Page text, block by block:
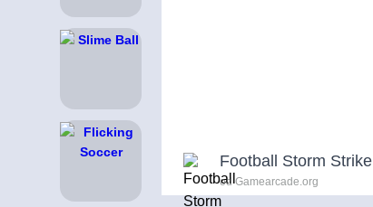
Football Storm Strike
od Gamearcade.org